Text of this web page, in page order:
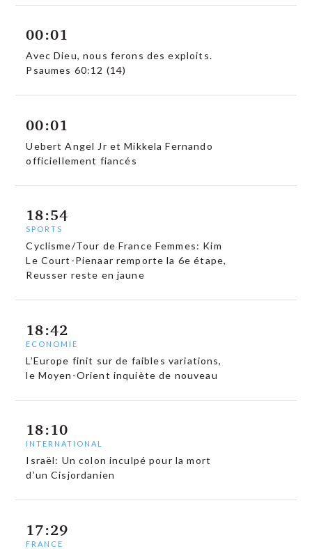
00:01
Avec Dieu, nous ferons des exploits.
Psaumes 60:12 (14)
00:01
Uebert Angel Jr et Mikkela Fernando
officiellement fiancés
18:54
SPORTS
Cyclisme/Tour de France Femmes: Kim
Le Court-Pienaar remporte la 6e étape,
Reusser reste en jaune
18:42
ECONOMIE
L’Europe finit sur de faibles variations,
le Moyen-Orient inquiète de nouveau
18:10
INTERNATIONAL
Israël: Un colon inculpé pour la mort
d’un Cisjordanien
17:29
FRANCE